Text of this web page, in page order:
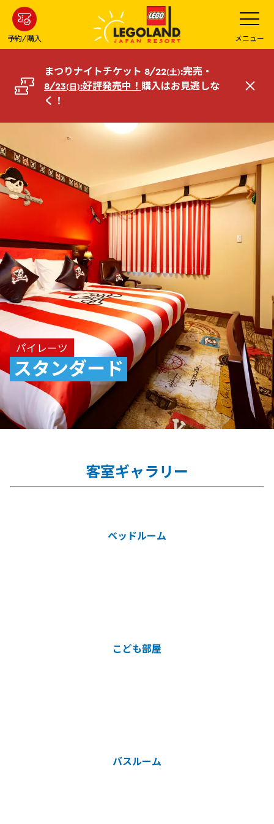
ン
コ
へ
予約/購入
メ
ニ
ュ
ー
を
開
メニュー
まつりナイトチケット 8/22(土):完売・
8/23(日):好評発売中！ 購入はお見逃しな
く！
閉
パイレーツ
スタンダード
客室ギャラリー
ベッドルーム
こども部屋
バスルーム